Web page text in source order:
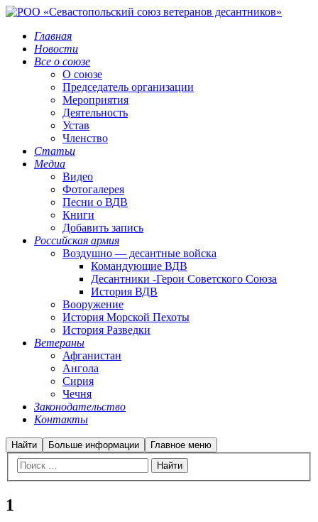
Главная
Новости
Все о союзе
О союзе
Председатель организации
Мероприятия
Деятельность
Устав
Членство
Статьи
Медиа
Видео
Фотогалерея
Песни о ВДВ
Книги
Добавить запись
Российская армия
Воздушно — десантные войска
Командующие ВДВ
Десантники -Герои Советского Союза
История ВДВ
Вооружение
История Морской Пехоты
История Разведки
Ветераны
Афганистан
Ангола
Сирия
Чечня
Законодательство
Контакты
Найти Больше информации Главное меню
1